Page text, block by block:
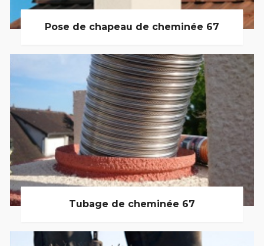
Pose de chapeau de cheminée 67
Tubage de cheminée 67